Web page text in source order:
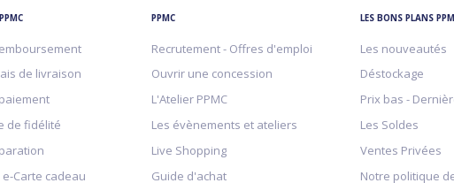
de livraison
de fidélité
Carte cadeau
PPMC
Recrutement - Offres d'emploi
Ouvrir une concession
L'Atelier PPMC
Les évènements et ateliers
Live Shopping
Guide d'achat
LES BONS PLANS
Les nouveautés
Déstockage
Prix bas -
Les Soldes
Ventes Privées
Notre politique